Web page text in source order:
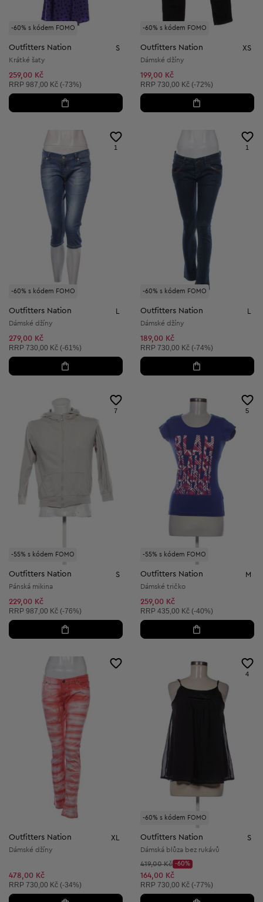
-60% s kódem FOMO
Outfitters Nation S
Krátké šaty
259,00 Kč
Doporučená cena:
RRP 987,00 Kč (-73%)
-60% s kódem FOMO
Outfitters Nation XS
Dámské džíny
199,00 Kč
Doporučená cena:
RRP 730,00 Kč (-72%)
-60% s kódem FOMO
1
Outfitters Nation L
Dámské džíny
279,00 Kč
Doporučená cena:
RRP 730,00 Kč (-61%)
-60% s kódem FOMO
1
Outfitters Nation L
Dámské džíny
189,00 Kč
Doporučená cena:
RRP 730,00 Kč (-74%)
-55% s kódem FOMO
7
Outfitters Nation S
Pánská mikina
229,00 Kč
Doporučená cena:
RRP 987,00 Kč (-76%)
-55% s kódem FOMO
5
Outfitters Nation M
Dámské tričko
259,00 Kč
Doporučená cena:
RRP 435,00 Kč (-40%)
Outfitters Nation XL
Dámské džíny
478,00 Kč
Doporučená cena:
RRP 730,00 Kč (-34%)
-60% s kódem FOMO
4
Outfitters Nation S
Dámská blůza bez rukávů
Původní cena:
419,00 Kč
Discount Price:
-60%
Snížená cena:
164,00 Kč
Doporučená cena:
RRP 730,00 Kč (-77%)